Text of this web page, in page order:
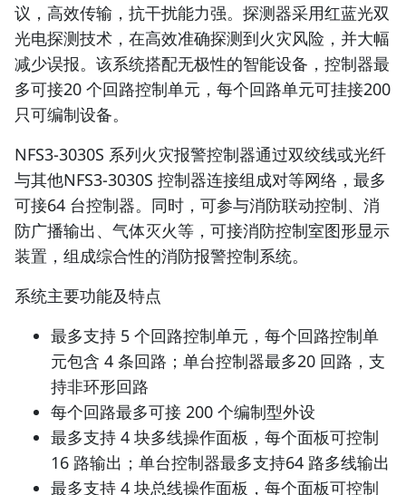
议，高效传输，抗干扰能力强。探测器采用红蓝光双
光电探测技术，在高效准确探测到火灾风险，并大幅
减少误报。该系统搭配无极性的智能设备，控制器最
多可接20 个回路控制单元，每个回路单元可挂接200
只可编制设备。
NFS3-3030S 系列火灾报警控制器通过双绞线或光纤
与其他NFS3-3030S 控制器连接组成对等网络，最多
可接64 台控制器。同时，可参与消防联动控制、消
防广播输出、气体灭火等，可接消防控制室图形显示
装置，组成综合性的消防报警控制系统。
系统主要功能及特点
最多支持 5 个回路控制单元，每个回路控制单
元包含 4 条回路；单台控制器最多20 回路，支
持非环形回路
每个回路最多可接 200 个编制型外设
最多支持 4 块多线操作面板，每个面板可控制
16 路输出；单台控制器最多支持64 路多线输出
最多支持 4 块总线操作面板，每个面板可控制